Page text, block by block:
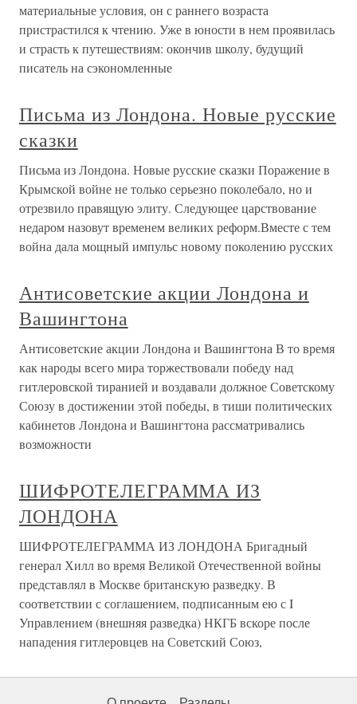
материальные условия, он с раннего возраста
пристрастился к чтению. Уже в юности в нем проявилась
и страсть к путешествиям: окончив школу, будущий
писатель на сэкономленные
Письма из Лондона. Новые русские
сказки
Письма из Лондона. Новые русские сказки Поражение в
Крымской войне не только серьезно поколебало, но и
отрезвило правящую элиту. Следующее царствование
недаром назовут временем великих реформ.Вместе с тем
война дала мощный импульс новому поколению русских
Антисоветские акции Лондона и
Вашингтона
Антисоветские акции Лондона и Вашингтона В то время
как народы всего мира торжествовали победу над
гитлеровской тиранией и воздавали должное Советскому
Союзу в достижении этой победы, в тиши политических
кабинетов Лондона и Вашингтона рассматривались
возможности
ШИФРОТЕЛЕГРАММА ИЗ
ЛОНДОНА
ШИФРОТЕЛЕГРАММА ИЗ ЛОНДОНА Бригадный
генерал Хилл во время Великой Отечественной войны
представлял в Москве британскую разведку. В
соответствии с соглашением, подписанным ею с I
Управлением (внешняя разведка) НКГБ вскоре после
нападения гитлеровцев на Советский Союз,